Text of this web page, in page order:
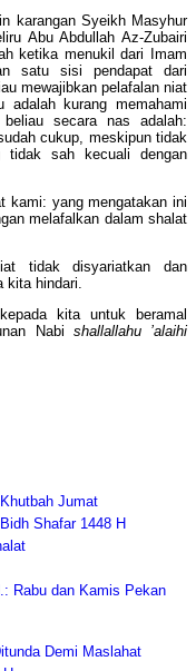
karangan Syeikh Masyhur
Abu Abdullah Az-Zubairi
ketika menukil dari Imam
satu sisi pendapat dari
mewajibkan pelafalan niat
adalah kurang memahami
secara nas adalah:
cukup, meskipun tidak
tidak sah kecuali dengan
kami: yang mengatakan ini
melafalkan dalam shalat
tidak disyariatkan dan
kita hindari.
kita untuk beramal
Nabi shallallahu ’alaihi
Jumat
Shafar 1448 H
Rabu dan Kamis Pekan
Demi Maslahat